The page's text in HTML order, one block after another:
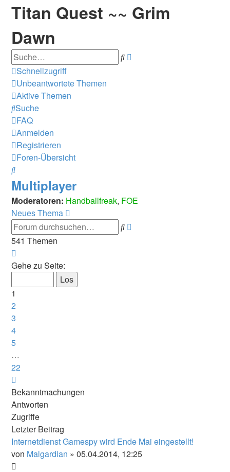
Titan Quest ~~ Grim
Dawn
Suche
Schnellzugriff
Unbeantwortete Themen
Aktive Themen
Suche
FAQ
Anmelden
Registrieren
Foren-Übersicht
Suche
Multiplayer
Moderatoren: Handballfreak, FOE
Neues Thema
Suche
541 Themen
1
22
Gehe zu Seite:
1
2
3
4
5
…
22
Bekanntmachungen
Antworten
Zugriffe
Letzter Beitrag
Internetdienst Gamespy wird Ende Mai eingestellt!
von Malgardian » 05.04.2014, 12:25